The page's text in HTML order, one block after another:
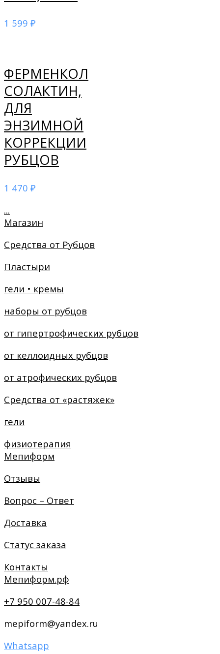
1 599 ₽
ФЕРМЕНКОЛ
СОЛАКТИН,
ДЛЯ
ЭНЗИМНОЙ
КОРРЕКЦИИ
РУБЦОВ
1 470 ₽
...
Магазин
Средства от Рубцов
Пластыри
гели • кремы
наборы от рубцов
от гипертрофических рубцов
от келлоидных рубцов
от атрофических рубцов
Средства от «растяжек»
гели
физиотерапия
Мепиформ
Отзывы
Вопрос – Ответ
Доставка
Статус заказа
Контакты
Мепиформ.рф
+7 950 007-48-84
mepiform@yandex.ru
Whatsapp